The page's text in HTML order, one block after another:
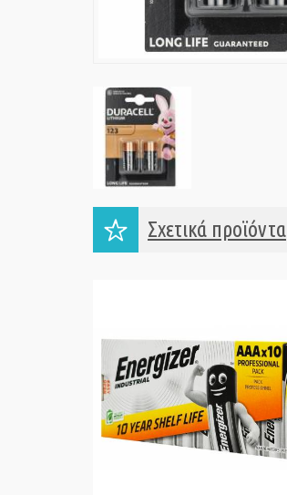
Σχετικά προϊόντα